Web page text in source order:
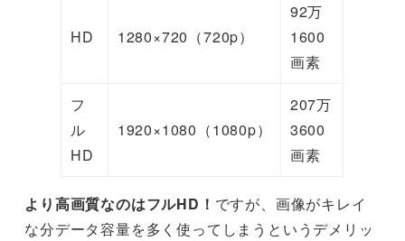
HD 1280×720（720p）
92万
1600
画素
フ
ル
HD
1920×1080（1080p）
207万
3600
画素
より高画質なのはフルHD！ ですが、画像がキレイ
な分データ容量を多く使ってしまうというデメリッ